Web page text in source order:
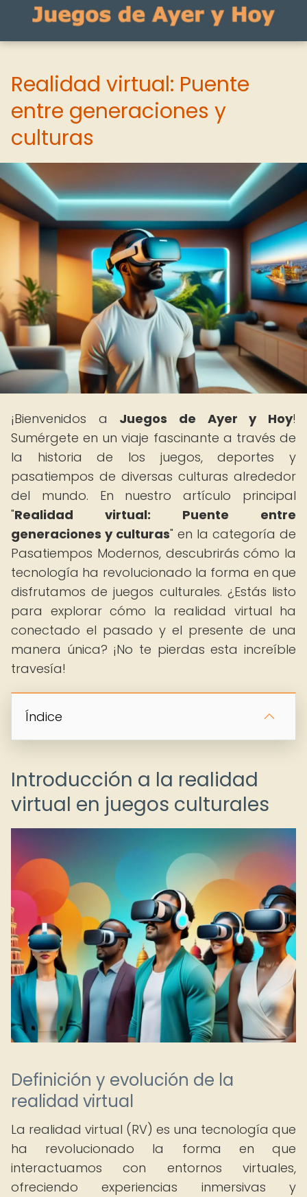
Realidad virtual: Puente
entre generaciones y
culturas
¡Bienvenidos a Juegos de Ayer y Hoy!
Sumérgete en un viaje fascinante a través de
la historia de los juegos, deportes y
pasatiempos de diversas culturas alrededor
del mundo. En nuestro artículo principal
"Realidad virtual: Puente entre
generaciones y culturas" en la categoría de
Pasatiempos Modernos, descubrirás cómo la
tecnología ha revolucionado la forma en que
disfrutamos de juegos culturales. ¿Estás listo
para explorar cómo la realidad virtual ha
conectado el pasado y el presente de una
manera única? ¡No te pierdas esta increíble
travesía!
Índice
Introducción a la realidad
virtual en juegos culturales
Definición y evolución de la
realidad virtual
La realidad virtual (RV) es una tecnología que
ha revolucionado la forma en que
interactuamos con entornos virtuales,
ofreciendo experiencias inmersivas y